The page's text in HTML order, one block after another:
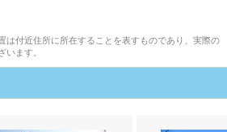
は付近住所に所在することを表すものであり、実際の
います。